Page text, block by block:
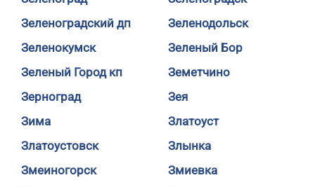
Зеленоградский дп
Зеленодольск
Зеленокумск
Зеленый Бор
Зеленый Город кп
Земетчино
Зерноград
Зея
Зима
Златоуст
Златоустовск
Злынка
Змеиногорск
Змиевка